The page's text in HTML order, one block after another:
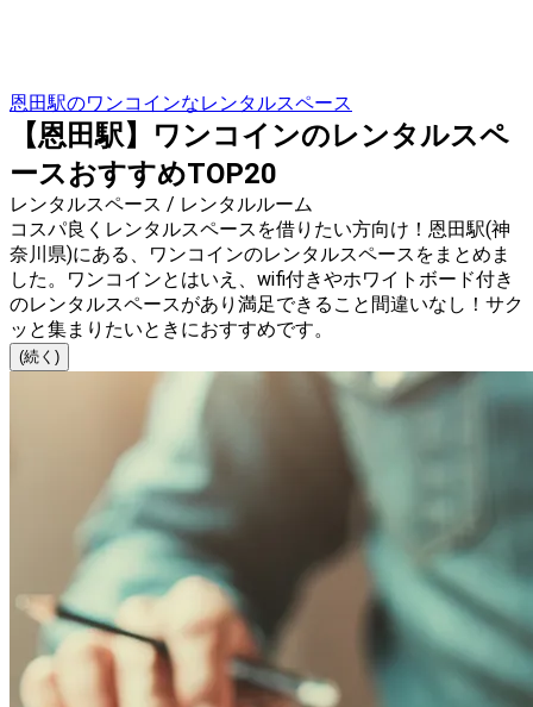
恩田駅のワンコインなレンタルスペース
【恩田駅】ワンコインのレンタルスペ
ースおすすめTOP20
レンタルスペース / レンタルルーム
コスパ良くレンタルスペースを借りたい方向け！恩田駅(神
奈川県)にある、ワンコインのレンタルスペースをまとめま
した。ワンコインとはいえ、wifi付きやホワイトボード付き
のレンタルスペースがあり満足できること間違いなし！サク
ッと集まりたいときにおすすめです。
(続く)